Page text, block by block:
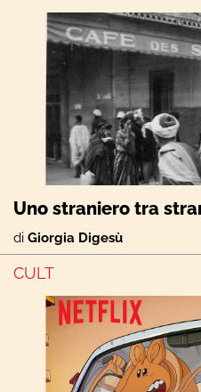
Uno straniero tra
di Giorgia Digesù
CULT